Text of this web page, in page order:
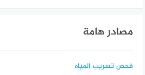
مصادر هامة
فحص تسريب المياه